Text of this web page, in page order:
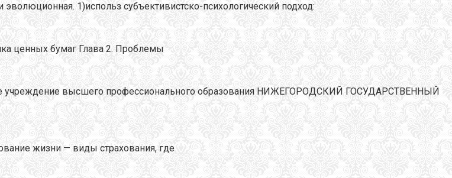
1)использ субъективистско-психологический подход:
ценных бумаг Глава 2. Проблемы
учреждение высшего профессионального образования НИЖЕГОРОДСКИЙ ГОСУДАРСТВЕННЫЙ
жизни — виды страхования, где